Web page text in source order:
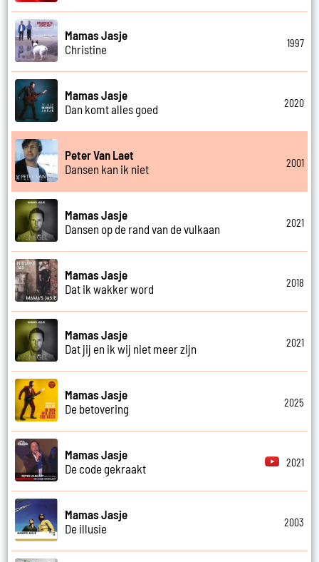
Mamas Jasje
Christine
1997
Mamas Jasje
Dan komt alles goed
2020
Peter Van Laet
Dansen kan ik niet
2001
Mamas Jasje
Dansen op de rand van de vulkaan
2021
Mamas Jasje
Dat ik wakker word
2018
Mamas Jasje
Dat jij en ik wij niet meer zijn
2021
Mamas Jasje
De betovering
2025
Mamas Jasje
De code gekraakt
2021
Mamas Jasje
De illusie
2003